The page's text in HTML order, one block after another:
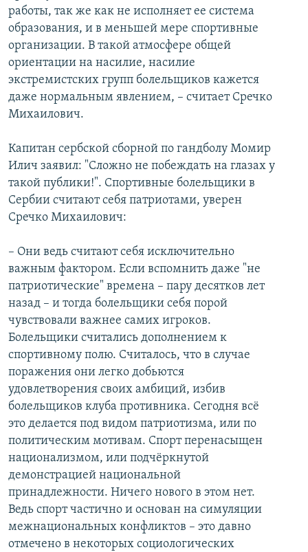
работы, так же как не исполняет ее система
образования, и в меньшей мере спортивные
организации. В такой атмосфере общей
ориентации на насилие, насилие
экстремистских групп болельщиков кажется
даже нормальным явлением, – считает Сречко
Михаилович.
Капитан сербской сборной по гандболу Момир
Илич заявил: "Сложно не побеждать на глазах у
такой публики!". Спортивные болельщики в
Сербии считают себя патриотами, уверен
Сречко Михаилович:
– Они ведь считают себя исключительно
важным фактором. Если вспомнить даже "не
патриотические" времена – пару десятков лет
назад – и тогда болельщики себя порой
чувствовали важнее самих игроков.
Болельщики считались дополнением к
спортивному полю. Считалось, что в случае
поражения они легко добьются
удовлетворения своих амбиций, избив
болельщиков клуба противника. Сегодня всё
это делается под видом патриотизма, или по
политическим мотивам. Спорт перенасыщен
национализмом, или подчёркнутой
демонстрацией национальной
принадлежности. Ничего нового в этом нет.
Ведь спорт частично и основан на симуляции
межнациональных конфликтов – это давно
отмечено в некоторых социологических